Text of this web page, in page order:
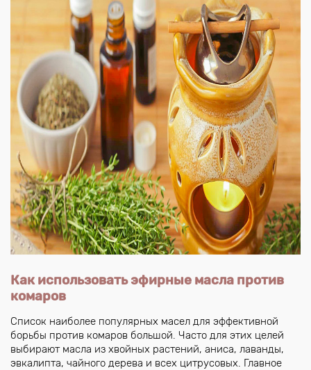
Как использовать эфирные масла против
комаров
Список наиболее популярных масел для эффективной
борьбы против комаров большой. Часто для этих целей
выбирают масла из хвойных растений, аниса, лаванды,
эвкалипта, чайного дерева и всех цитрусовых. Главное